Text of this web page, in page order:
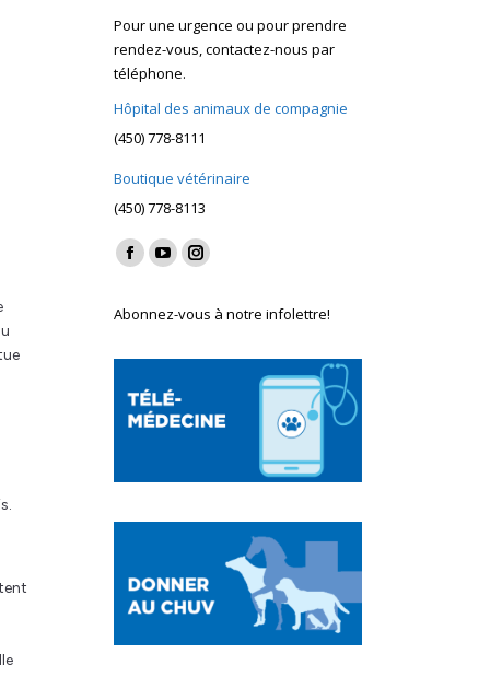
Pour une urgence ou pour prendre
rendez-vous, contactez-nous par
téléphone.
Hôpital des animaux de compagnie
(450) 778-8111
Boutique vétérinaire
(450) 778-8113
Find us on:
Facebook
opens
window
YouTube
opens
window
Instagram
opens
Abonnez-vous à notre infolettre!